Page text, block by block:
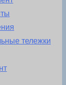
тележки